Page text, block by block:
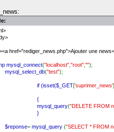
href="rediger_news.php">Ajouter une
mysql_connect("localhost" "root" "");
mysql_select_db("test");
if (isset($_GET['suprimer_news'
{
mysql_query("DELETE FROM
}
$reponse= mysql_query ("SELECT * FROM